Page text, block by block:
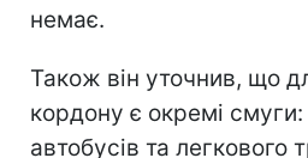
немає.
Також він уточнив, що
кордону є окремі
автобусів та легкового